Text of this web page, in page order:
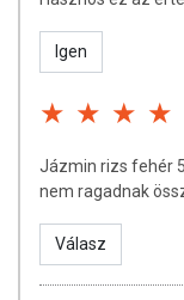
Igen
Jázmin rizs fehér
nem ragadnak
Válasz